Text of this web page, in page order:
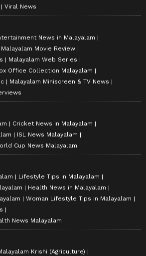
Viral News
News in Malayalam
Malayalam Movie Review
Malayalam Web Series
Office Collection Malayalam
Malayalam Miniscreen & TV News
Cricket News in Malayalam
ISL News Malayalam
Cup News Malayalam
Lifestyle Tips in Malayalam
Health News in Malayalam
Woman Lifestyle Tips in Malayalam
News Malayalam
Krishi (Agriculture)